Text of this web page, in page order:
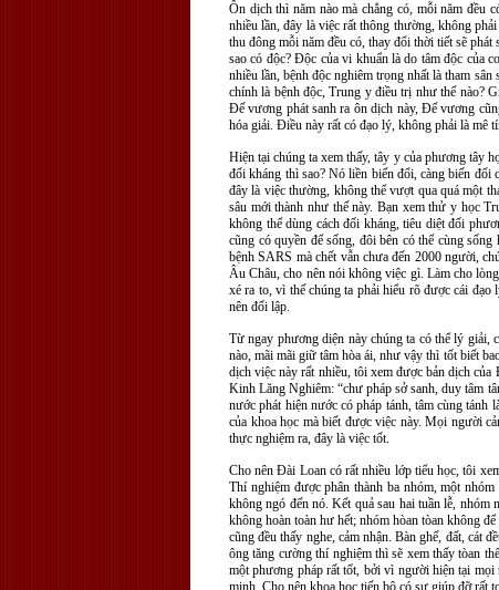
Ôn dịch thì năm nào mà chẳng có, mỗi năm
nhiều lần, đây là việc rất thông thường, không
thu đông mỗi năm đều có, thay đổi thời tiết sẽ
sao có độc? Độc của vi khuẩn là do tâm độc của
nhiều lần, bệnh độc nghiêm trọng nhất là tham
chính là bệnh độc, Trung y điều trị như thế nào?
Đế vương phát sanh ra ôn dịch này, Đế vương
hóa giải. Điều này rất có đạo lý, không phải là mê
Hiện tại chúng ta xem thấy, tây y của phương tây
đối kháng thì sao? Nó liền biến đổi, càng biến
đây là việc thường, không thể vượt qua quá một
sâu mới thành như thế này. Bạn xem thử y học
không thể dùng cách đối kháng, tiêu diệt đối
cũng có quyền để sống, đôi bên có thể cùng
bệnh SARS mà chết vẫn chưa đến 2000 người,
Âu Châu, cho nên nói không việc gì. Làm cho
xé ra to, vì thế chúng ta phải hiểu rõ được cái
nên đối lập.
Từ ngay phương diện này chúng ta có thể lý
nào, mãi mãi giữ tâm hòa ái, như vậy thì tốt biết
dịch việc này rất nhiều, tôi xem được bản dịch
Kinh Lăng Nghiêm: “chư pháp sở sanh, duy tâm
nước phát hiện nước có pháp tánh, tâm cùng tánh
của khoa học mà biết được việc này. Mọi người
thực nghiệm ra, đây là việc tốt.
Cho nên Đài Loan có rất nhiều lớp tiểu học, tôi
Thí nghiệm được phân thành ba nhóm, một
không ngó đến nó. Kết quả sau hai tuần lễ,
không hoàn toàn hư hết; nhóm hòan tòan không
cũng đều thấy nghe, cảm nhận. Bàn ghế, đất, cát
ông tăng cường thí nghiệm thì sẽ xem thấy tòan
một phương pháp rất tốt, bởi vì người hiện tại
minh. Cho nên khoa học tiến bộ có sự giúp đỡ rất